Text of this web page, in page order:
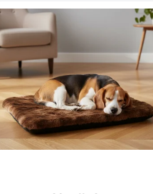
o
d
u
t
o
v